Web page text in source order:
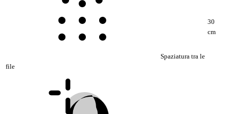
Spaziatura tra le
file
30
cm